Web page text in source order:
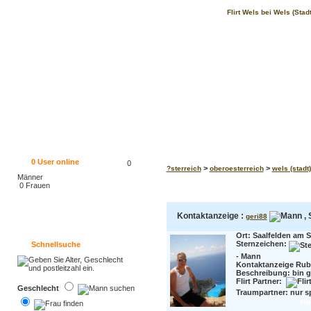
Flirt Wels bei Wels
0User online
0
Männer
0 Frauen
Schnellsuche
Geschlecht
?sterreich> oberoesterreich> wels (stadt)
Kontaktanzeige : geri88 ,
Ort: Saalfelden am
Sternzeichen:
- Mann
Kontaktanzeige
Beschreibung: bin
Flirt Partner:
Traumpartner: nur